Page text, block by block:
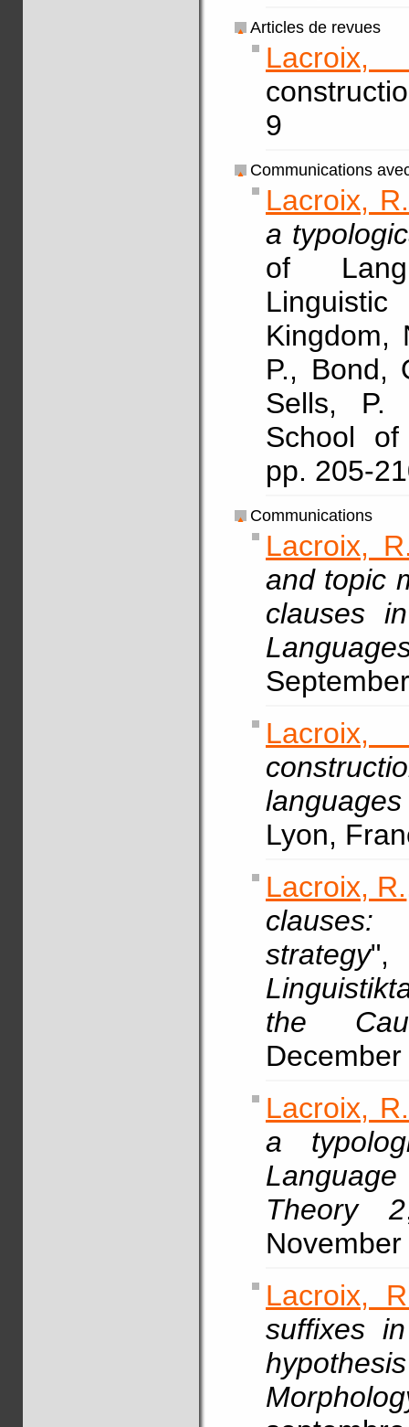
Articles de revues
9
Communications
Lacroix, R.
a
of
Kingdom,
P., Bond,
Sells, P.
School
pp. 205-
Communications
Lacroix,
and topic
clauses
Lyon,
Lacroix, R.
clauses:
strategy
the
Lacroix, R.
a
Theory 2
Lacroix,
suffixes